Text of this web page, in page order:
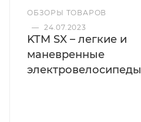
ОБЗОРЫ ТОВАРОВ
— 24.07.2023
KTM SX – легкие и
маневренные
электровелосипеды